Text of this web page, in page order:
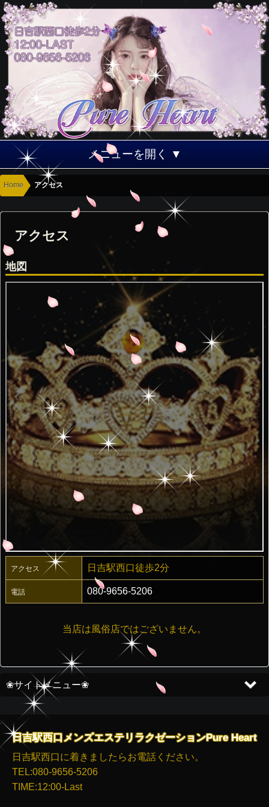
メニューを開く ▼
Home アクセス
アクセス
地図
アクセス 日吉駅西口徒歩2分
電話 080-9656-5206
当店は風俗店ではございません。
日吉駅西口メンズエステリラクゼーションPure Heart
日吉駅西口に着きましたらお電話ください。
TEL:080-9656-5206
TIME:12:00-Last